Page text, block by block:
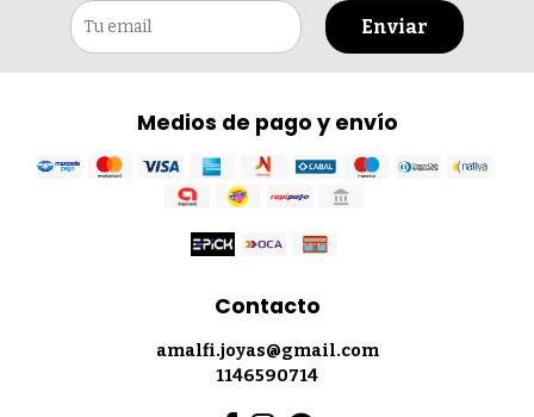
Enviar
Medios de pago y envío
Contacto
amalfi.joyas@gmail.com
1146590714